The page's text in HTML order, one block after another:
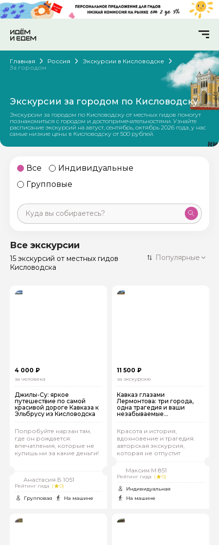
Главная Россия
Экскурсии в Кисловодске
За городом
Экскурсии за городом по Кисловодску
Экскурсии за городом по Кисловодску от местных гидов помогут
познакомиться с городом и достопримечательностями. Узнайте
расписание экскурсий на август, сентябрь, октябрь 2026 года, у нас
самые низкие цены в Кисловодску от 500 рублей.
Все
Индивидуальные
Групповые
Санкт-Петербург
Россия
50 экскурсий
Все экскурсии
15 экскурсий от местных гидов
Кисловодска
Популярные
4 000 ₽
за человека
Джилы-Су: яркое
путешествие по самой
красивой дороге Кавказа к
Эльбрусу из Кисловодска
Попробуйте нарзан там,
где он рождается:
впечатления, которые не
купишь ни за какие деньги!
Анастасия.Б 1051
Рейтинг гида (
0)
Групповая
На машине
11 500 ₽
за экскурсию
Кавказ глазами
Лермонтова: три города,
одна трагедия и ваши
незабываемые
впечатления. Выезд из
Красота и история,
вдохновение и трагедия:
авторская экскурсия,
которая не отпустит
Максим.М 851
Рейтинг гида (
0)
Индивидуальная
На машине